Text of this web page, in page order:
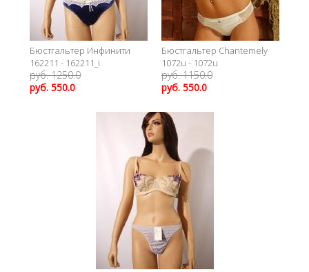
Бюстгальтер Инфинити
162211 - 162211_i
руб. 1250.0
руб. 550.0
Бюстгальтер Chantemely
1072u - 1072u
руб. 1150.0
руб. 550.0